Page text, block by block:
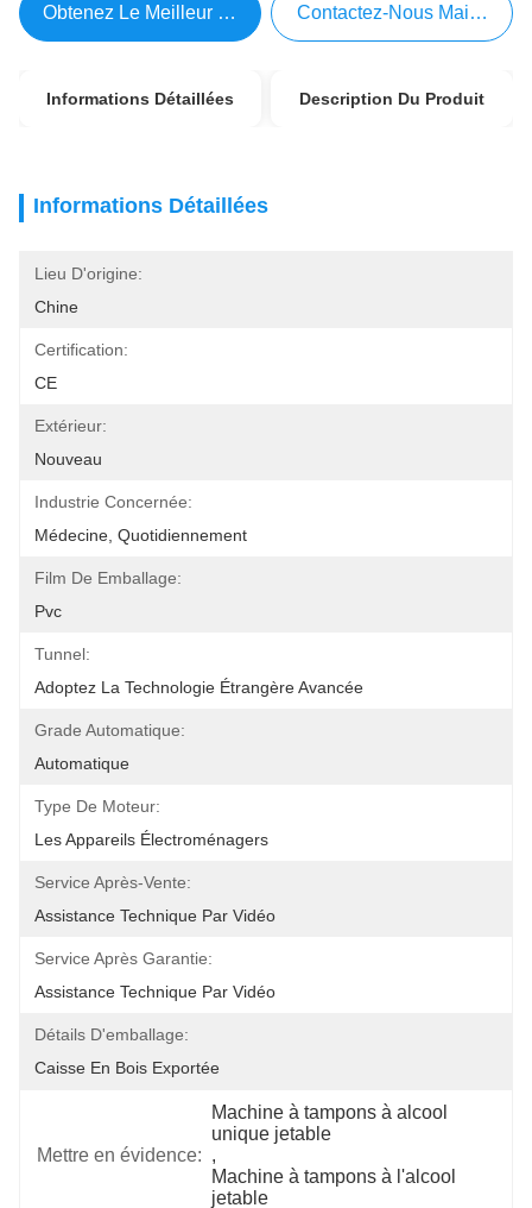
Obtenez Le Meilleur Prix Contactez-Nous Maintenant
Informations Détaillées Description Du Produit
Informations Détaillées
Lieu D'origine:
Chine
Certification:
CE
Extérieur:
Nouveau
Industrie Concernée:
Médecine, Quotidiennement
Film De Emballage:
Pvc
Tunnel:
Adoptez La Technologie Étrangère Avancée
Grade Automatique:
Automatique
Type De Moteur:
Les Appareils Électroménagers
Service Après-Vente:
Assistance Technique Par Vidéo
Service Après Garantie:
Assistance Technique Par Vidéo
Détails D'emballage:
Caisse En Bois Exportée
Mettre en évidence:
Machine à tampons à alcool
unique jetable
,
Machine à tampons à l'alcool
jetable